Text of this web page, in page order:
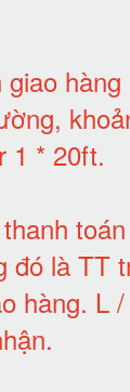
hàng
1 * 20ft.
đó là TT
hàng. L
.